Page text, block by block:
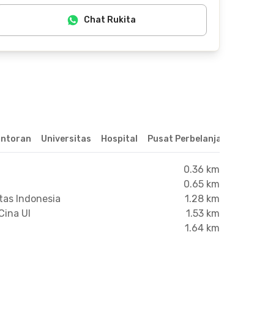
Chat Rukita
Universitas Hospital Pusat Perbelanjaan &
0.36 km
0.65 km
Indonesia
1.28 km
UI
1.53 km
1.64 km